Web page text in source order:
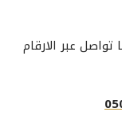
عبر الارقام